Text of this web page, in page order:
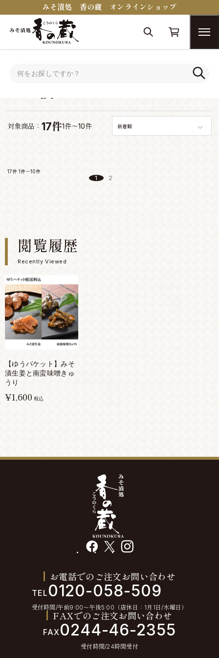
みそ漬処 香の蔵 オンラインショップ
対象商品： 17件1件～10件 新着順
17件 1件～10件
1 2
閲覧履歴
Recently Viewed
【ゆうパケット】みそ
漬生姜と南蛮味噌きゅ
うり
¥1,600 税込
facebook instagram
お電話でのご注文お問い合わせ
TEL 0120-058-509
受付時間/午前9:00〜午後5:00（店休日：1月1日/水曜日）
FAXでのご注文お問い合わせ
FAX0244-46-2355
受付時間/24時間受付